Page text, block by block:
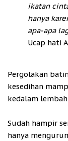
ikatan
hanya
apa-apa
Ucap hati
Pergolakan
kesedihan
kedalam
Sudah hampir
hanya